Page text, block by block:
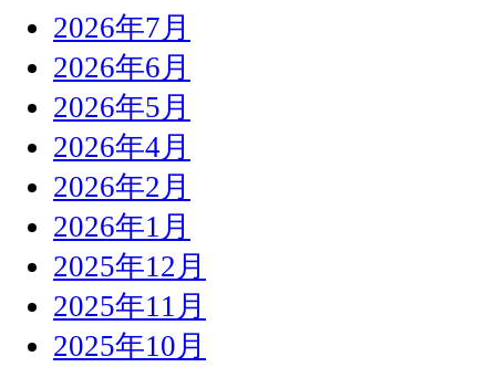
2026年7月
2026年6月
2026年5月
2026年4月
2026年2月
2026年1月
2025年12月
2025年11月
2025年10月